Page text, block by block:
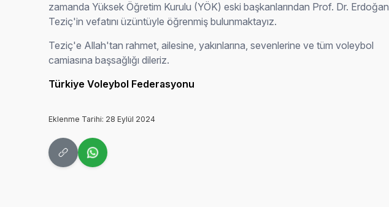
zamanda Yüksek Öğretim Kurulu (YÖK) eski başkanlarından Prof. Dr. Erdoğan
Teziç'in vefatını üzüntüyle öğrenmiş bulunmaktayız.
Teziç'e Allah'tan rahmet, ailesine, yakınlarına, sevenlerine ve tüm voleybol
camiasına başsağlığı dileriz.
Türkiye Voleybol Federasyonu
Eklenme Tarihi: 28 Eylül 2024